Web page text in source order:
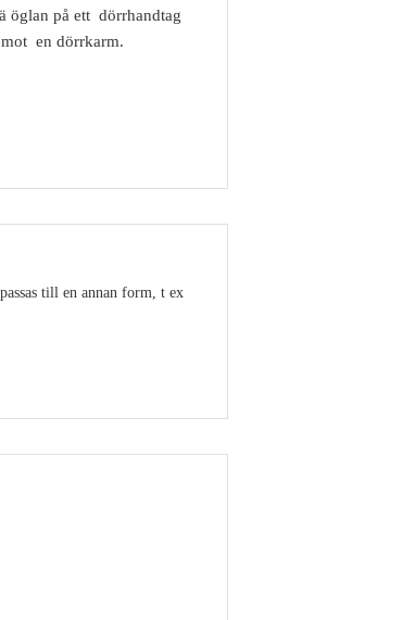
öglan på ett dörrhandtag
en dörrkarm.
till en annan form, t ex